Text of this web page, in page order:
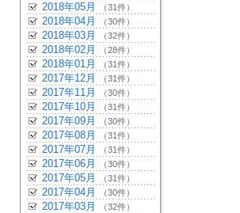
2018年05月 （31件）
2018年04月 （30件）
2018年03月 （32件）
2018年02月 （28件）
2018年01月 （31件）
2017年12月 （31件）
2017年11月 （30件）
2017年10月 （31件）
2017年09月 （30件）
2017年08月 （31件）
2017年07月 （31件）
2017年06月 （30件）
2017年05月 （31件）
2017年04月 （30件）
2017年03月 （32件）